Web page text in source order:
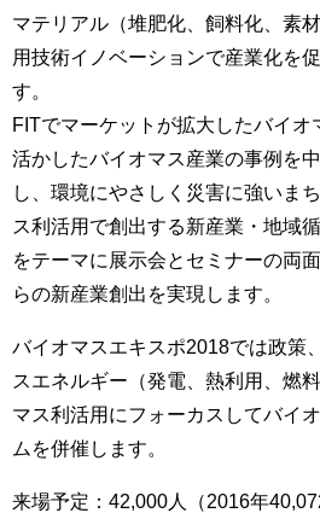
マテリアル（堆肥化、飼料化、素
用技術イノベーションで産業化を
す。
FITでマーケットが拡大したバイオ
活かしたバイオマス産業の事例を
し、環境にやさしく災害に強いま
ス利活用で創出する新産業・地域
をテーマに展示会とセミナーの両
らの新産業創出を実現します。
バイオマスエキスポ2018では政策
スエネルギー（発電、熱利用、燃
マス利活用にフォーカスしてバイ
ムを併催します。
来場予定：42,000人（2016年